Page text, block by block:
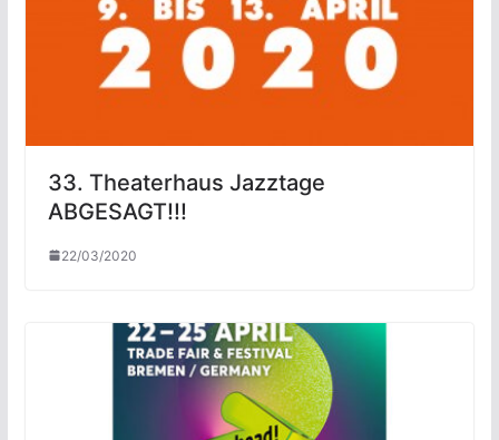
33. Theaterhaus Jazztage
ABGESAGT!!!
22/03/2020